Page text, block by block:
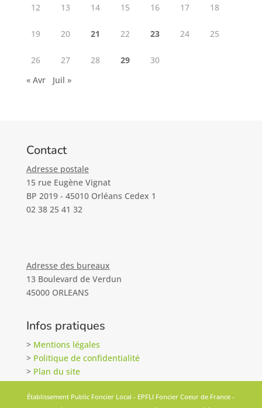
12 13 14 15 16 17 18
19 20 21 22 23 24 25
26 27 28 29
30
« Avr
Juil »
Contact
Adresse postale
15 rue Eugène Vignat
BP 2019 - 45010 Orléans Cedex 1
02 38 25 41 32
Adresse des bureaux
13 Boulevard de Verdun
45000 ORLEANS
Infos pratiques
> Mentions légales
> Politique de confidentialité
> Plan du site
Établissement Public Foncier Local - EPFLI Foncier Coeur de France -